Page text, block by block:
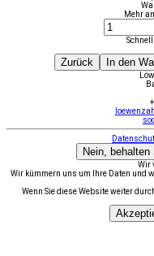
Mehr
Zurück In den
Nein, behalten
Wir
Wir kümmern uns um Ihre Daten und
Wenn Sie diese Website weiter